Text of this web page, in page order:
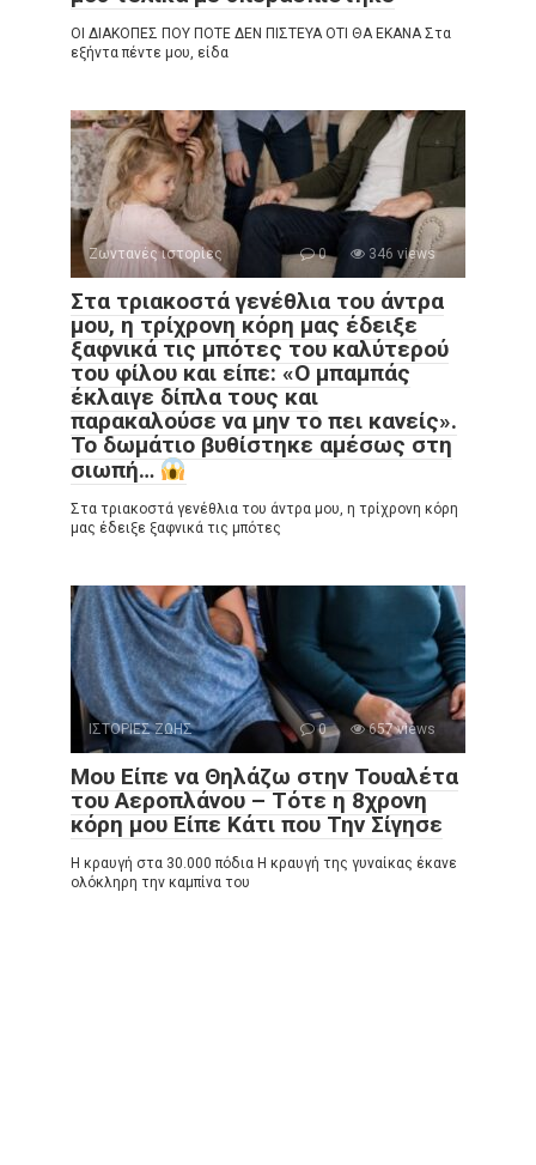
ΟΙ ΔΙΑΚΟΠΕΣ ΠΟΥ ΠΟΤΕ ΔΕΝ ΠΙΣΤΕΥΑ ΟΤΙ ΘΑ ΕΚΑΝΑ Στα
εξήντα πέντε μου, είδα
Ζωντανές ιστορίες 0 346 views
Στα τριακοστά γενέθλια του άντρα
μου, η τρίχρονη κόρη μας έδειξε
ξαφνικά τις μπότες του καλύτερού
του φίλου και είπε: «Ο μπαμπάς
έκλαιγε δίπλα τους και
παρακαλούσε να μην το πει κανείς».
Το δωμάτιο βυθίστηκε αμέσως στη
σιωπή…
Στα τριακοστά γενέθλια του άντρα μου, η τρίχρονη κόρη
μας έδειξε ξαφνικά τις μπότες
ΙΣΤΟΡΙΕΣ ΖΩΗΣ 0 657 views
Μου Είπε να Θηλάζω στην Τουαλέτα
του Αεροπλάνου – Τότε η 8χρονη
κόρη μου Είπε Κάτι που Την Σίγησε
Η κραυγή στα 30.000 πόδια Η κραυγή της γυναίκας έκανε
ολόκληρη την καμπίνα του